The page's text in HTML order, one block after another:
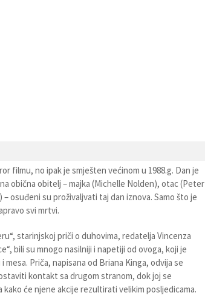
filmu, no ipak je smješten većinom u 1988.g. Dan je
obična obitelj – majka (Michelle Nolden), otac (Peter
osuđeni su proživaljvati taj dan iznova. Samo što je
svi mrtvi.
starinjskoj priči o duhovima, redatelja Vincenza
bili su mnogo nasilniji i napetiji od ovoga, koji je
Priča, napisana od Briana Kinga, odvija se
kontakt sa drugom stranom, dok joj se
će njene akcije rezultirati velikim posljedicama.